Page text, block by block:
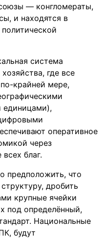
— конгломераты,
и находятся в
система
где все
крайней мере,
единицами),
оперативное
через
благ.
предположить, что
дробить
крупные ячейки
под определённый,
Национальные
будут